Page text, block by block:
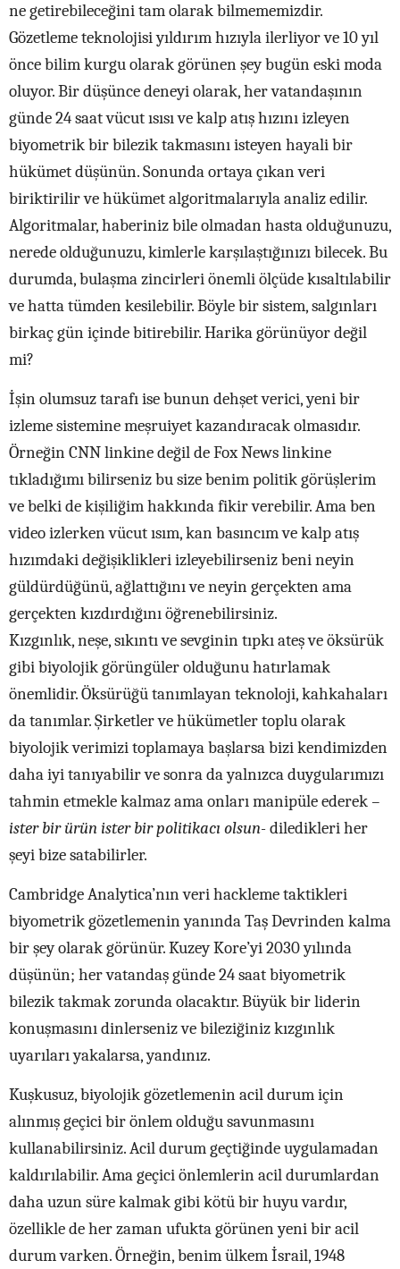
ne getirebileceğini tam olarak bilmememizdir.
Gözetleme teknolojisi yıldırım hızıyla ilerliyor ve 10 yıl
önce bilim kurgu olarak görünen şey bugün eski moda
oluyor. Bir düşünce deneyi olarak, her vatandaşının
günde 24 saat vücut ısısı ve kalp atış hızını izleyen
biyometrik bir bilezik takmasını isteyen hayali bir
hükümet düşünün. Sonunda ortaya çıkan veri
biriktirilir ve hükümet algoritmalarıyla analiz edilir.
Algoritmalar, haberiniz bile olmadan hasta olduğunuzu,
nerede olduğunuzu, kimlerle karşılaştığınızı bilecek. Bu
durumda, bulaşma zincirleri önemli ölçüde kısaltılabilir
ve hatta tümden kesilebilir. Böyle bir sistem, salgınları
birkaç gün içinde bitirebilir. Harika görünüyor değil
mi?
İşin olumsuz tarafı ise bunun dehşet verici, yeni bir
izleme sistemine meşruiyet kazandıracak olmasıdır.
Örneğin CNN linkine değil de Fox News linkine
tıkladığımı bilirseniz bu size benim politik görüşlerim
ve belki de kişiliğim hakkında fikir verebilir. Ama ben
video izlerken vücut ısım, kan basıncım ve kalp atış
hızımdaki değişiklikleri izleyebilirseniz beni neyin
güldürdüğünü, ağlattığını ve neyin gerçekten ama
gerçekten kızdırdığını öğrenebilirsiniz.
Kızgınlık, neşe, sıkıntı ve sevginin tıpkı ateş ve öksürük
gibi biyolojik görüngüler olduğunu hatırlamak
önemlidir. Öksürüğü tanımlayan teknoloji, kahkahaları
da tanımlar. Şirketler ve hükümetler toplu olarak
biyolojik verimizi toplamaya başlarsa bizi kendimizden
daha iyi tanıyabilir ve sonra da yalnızca duygularımızı
tahmin etmekle kalmaz ama onları manipüle ederek –
ister bir ürün ister bir politikacı olsun- diledikleri her
şeyi bize satabilirler.
Cambridge Analytica’nın veri hackleme taktikleri
biyometrik gözetlemenin yanında Taş Devrinden kalma
bir şey olarak görünür. Kuzey Kore’yi 2030 yılında
düşünün; her vatandaş günde 24 saat biyometrik
bilezik takmak zorunda olacaktır. Büyük bir liderin
konuşmasını dinlerseniz ve bileziğiniz kızgınlık
uyarıları yakalarsa, yandınız.
Kuşkusuz, biyolojik gözetlemenin acil durum için
alınmış geçici bir önlem olduğu savunmasını
kullanabilirsiniz. Acil durum geçtiğinde uygulamadan
kaldırılabilir. Ama geçici önlemlerin acil durumlardan
daha uzun süre kalmak gibi kötü bir huyu vardır,
özellikle de her zaman ufukta görünen yeni bir acil
durum varken. Örneğin, benim ülkem İsrail, 1948